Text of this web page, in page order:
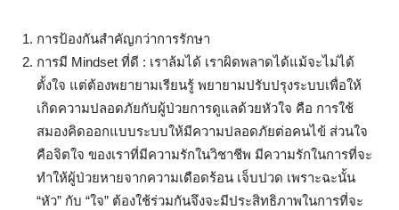
การป้องกันสำคัญกว่าการรักษา
การมี Mindset ที่ดี : เราล้มได้ เราผิดพลาดได้แม้จะไม่ได้
ตั้งใจ แต่ต้องพยายามเรียนรู้ พยายามปรับปรุงระบบเพื่อให้
เกิดความปลอดภัยกับผู้ป่วยการดูแลด้วยหัวใจ คือ การใช้
สมองคิดออกแบบระบบให้มีความปลอดภัยต่อคนไข้ ส่วนใจ
คือจิตใจ ของเราที่มีความรักในวิชาชีพ มีความรักในการที่จะ
ทำให้ผู้ป่วยหายจากความเดือดร้อน เจ็บปวด เพราะฉะนั้น
“หัว” กับ “ใจ” ต้องใช้ร่วมกันจึงจะมีประสิทธิภาพในการที่จะ